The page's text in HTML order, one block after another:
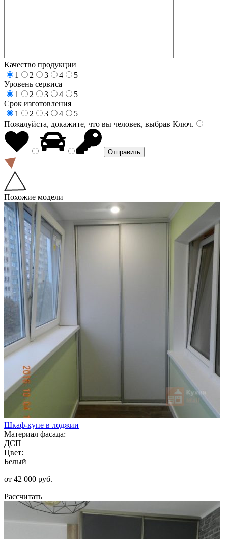
Качество продукции
1
2 3 4
5
Уровень сервиса
1
2 3 4
5
Срок изготовления
1
2 3 4
5
Пожалуйста, докажите, что вы человек, выбрав Ключ.
Похожие модели
Шкаф-купе в лоджии
Материал фасада:
ДСП
Цвет:
Белый
от 42 000 руб.
Рассчитать